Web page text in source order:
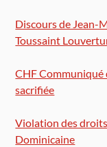
Discours de Jean-
Toussaint
CHF Communiqué
sacrifiée
Violation des
Dominicaine